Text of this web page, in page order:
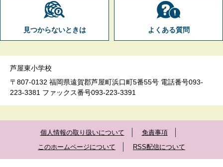
見つからないときは よくある質問
芦屋東小学校
〒807-0132 福岡県遠賀郡芦屋町浜口町5番55号 電話番号093-
223-3381 ファックス番号093-223-3391
個人情報の取り扱いについて
免責事項
このホームページについて
RSS配信について